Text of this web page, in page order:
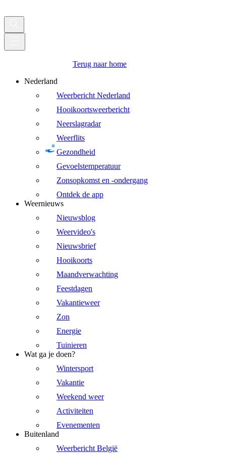
Terug naar home
Nederland
Weerbericht Nederland
Hooikoortsweerbericht
Neerslagradar
Weerflits
Gezondheid
Gevoelstemperatuur
Zonsopkomst en -ondergang
Ontdek de app
Weernieuws
Nieuwsblog
Weervideo's
Nieuwsbrief
Hooikoorts
Maandverwachting
Feestdagen
Vakantieweer
Zon
Energie
Tuinieren
Wat ga je doen?
Wintersport
Vakantie
Weekend weer
Activiteiten
Evenementen
Buitenland
Weerbericht België